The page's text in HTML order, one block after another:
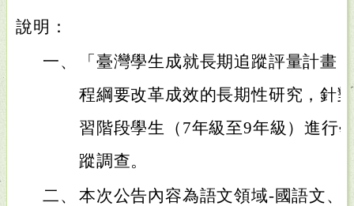
說明：
一、
「臺灣學生成就長期追蹤評量計畫
程綱要改革成效的長期性研究，針
習階段學生（7年級至9年級）進行
蹤調查。
二、 本次公告內容為語文領域-國語文、